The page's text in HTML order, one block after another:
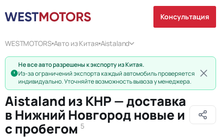
Консультация
WESTMOTORS Авто из Китая Aistaland
Не все авто разрешены к экспорту из Китая.
Из-за ограничений экспорта каждый автомобиль проверяется
индивидуально. Уточняйте возможность вывоза у менеджера.
Aistaland из КНР — доставка
в Нижний Новгород новые и
с пробегом 5